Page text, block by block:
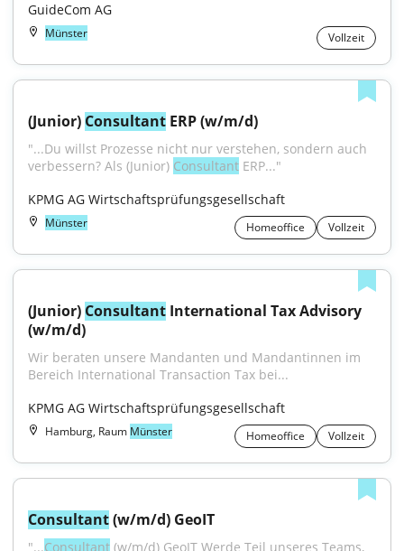
GuideCom AG
Münster Vollzeit
(Junior) Consultant ERP (w/m/d)
"...Du willst Prozesse nicht nur verstehen, sondern auch
verbessern? Als (Junior) Consultant ERP..."
KPMG AG Wirtschaftsprüfungsgesellschaft
Münster Homeoffice Vollzeit
(Junior) Consultant International Tax Advisory
(w/m/d)
Wir beraten unsere Mandanten und Mandantinnen im
Bereich International Transaction Tax bei...
KPMG AG Wirtschaftsprüfungsgesellschaft
Hamburg, Raum Münster Homeoffice Vollzeit
Consultant (w/m/d) GeoIT
"...Consultant (w/m/d) GeoIT Werde Teil unseres Teams,